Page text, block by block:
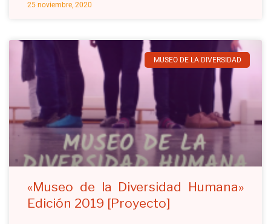
25 noviembre, 2020
MUSEO DE LA DIVERSIDAD
«Museo de la Diversidad Humana»
Edición 2019 [Proyecto]